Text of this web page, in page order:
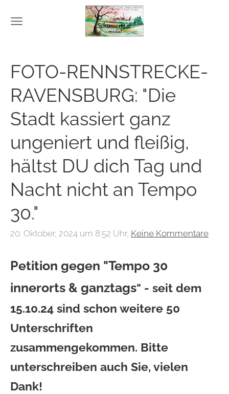
FOTO-RENNSTRECKE-
RAVENSBURG: "Die
Stadt kassiert ganz
ungeniert und fleißig,
hältst DU dich Tag und
Nacht nicht an Tempo
30."
20. Oktober, 2024 um 8:52 Uhr, Keine Kommentare
Petition gegen "Tempo 30
innerorts & ganztags" - seit dem
15.10.24 sind schon weitere 50
Unterschriften
zusammengekommen. Bitte
unterschreiben auch Sie, vielen
Dank!